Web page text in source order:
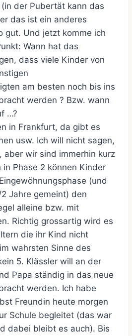
der Pubertät kann das
das ist ein anderes
gut. Und jetzt komme ich
Wann hat das
dass viele Kinder von
am besten noch bis ins
werden ? Bzw. wann
…?
in Frankfurt, da gibt es
usw. Ich will nicht sagen,
aber wir sind immerhin kurz
in Phase 2 können Kinder
(und
Jahre gemeint) den
alleine bzw. mit
Richtig grossartig wird es
die ihr Kind nicht
wahrsten Sinne des
5. Klässler will an der
Papa ständig in das neue
werden. Ich habe
Freundin heute morgen
Schule begleitet (das war
dabei bleibt es auch). Bis